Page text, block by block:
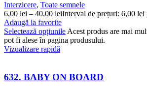
Interzicere, Toate semnele
6,00 lei – 40,00 leiInterval de prețuri: 6,00 lei
Adaugă la favorite
Selectează opțiunile Acest produs are mai
pot fi alese în pagina produsului.
Vizualizare rapidă
632. BABY ON BOARD